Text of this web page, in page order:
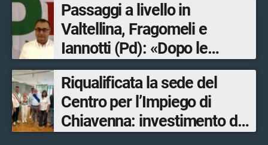
Passaggi a livello in
Valtellina, Fragomeli e
Iannotti (Pd): «Dopo le
Olimpiadi solo un terzo delle
opere sostitutive sarà
ultimato entro il 2026»
Riqualificata la sede del
Centro per l’Impiego di
Chiavenna: investimento da